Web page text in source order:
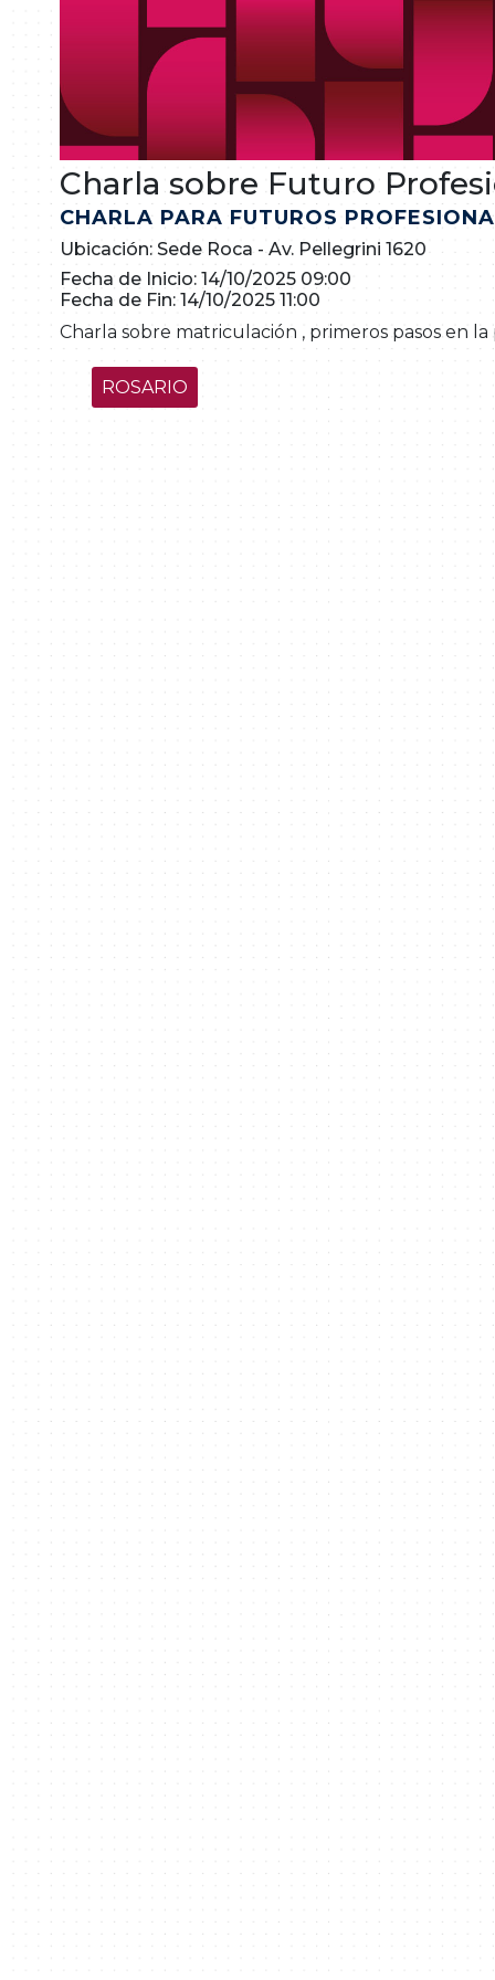
Charla sobre Futuro
CHARLA PARA FUTUROS
Ubicación: Sede Roca - Av. Pellegrini 1620
Fecha de Inicio: 14/10/2025 09:00
Fecha de Fin: 14/10/2025 11:00
Charla sobre matriculación , primeros pasos en
ROSARIO